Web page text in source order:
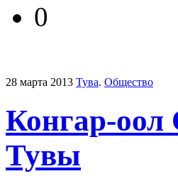
0
28 марта 2013 Тува. Общество
Конгар-оол
Тувы